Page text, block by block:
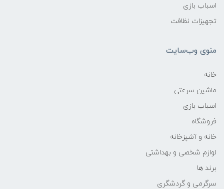
اسباب بازی
تجهیزات نظافت
منوی وب‌سایت
خانه
ماشین سرعتی
اسباب بازی
فروشگاه
خانه و آشپزخانه
لوازم شخصی و بهداشتی
برند ها
سرگرمی و گردشگری